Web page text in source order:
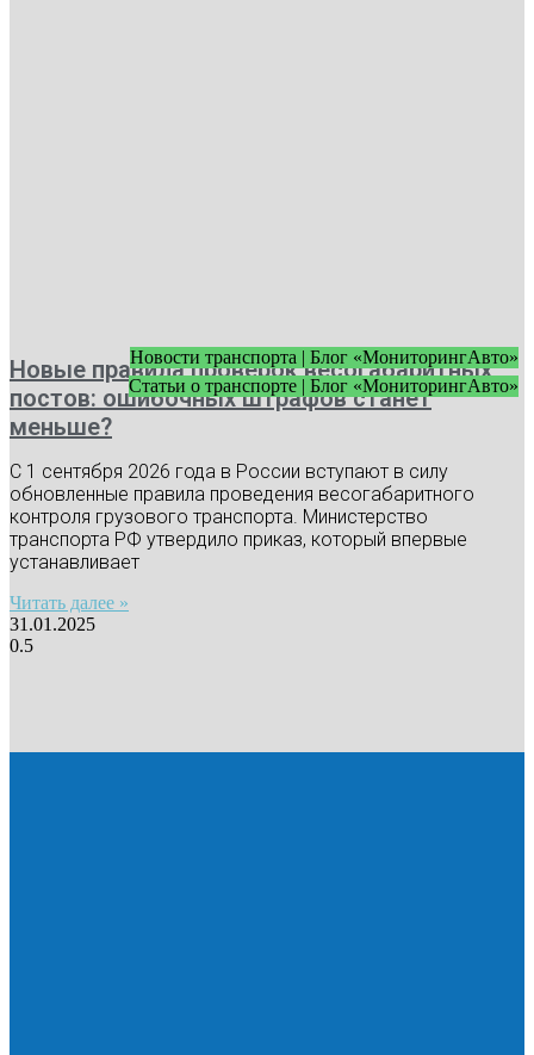
Новости транспорта | Блог «МониторингАвто»
Статьи о транспорте | Блог «МониторингАвто»
Новые правила проверок весогабаритных
постов: ошибочных штрафов станет
меньше?
С 1 сентября 2026 года в России вступают в силу
обновленные правила проведения весогабаритного
контроля грузового транспорта. Министерство
транспорта РФ утвердило приказ, который впервые
устанавливает
Читать далее »
31.01.2025